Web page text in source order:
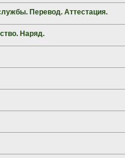
Перевод. Аттестация.
Наряд.